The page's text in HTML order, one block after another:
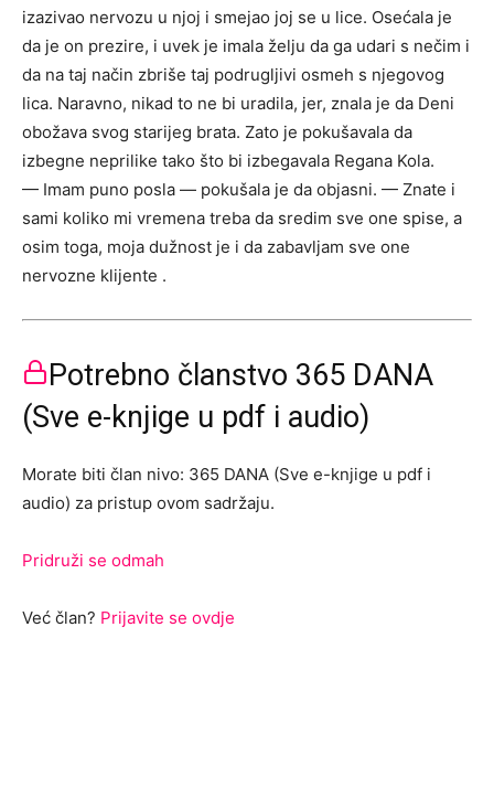
izazivao nervozu u njoj i smejao joj se u lice. Osećala je
da je on prezire, i uvek je imala želju da ga udari s nečim i
da na taj način zbriše taj podrugljivi osmeh s njegovog
lica. Naravno, nikad to ne bi uradila, jer, znala je da Deni
obožava svog starijeg brata. Zato je pokušavala da
izbegne neprilike tako što bi izbegavala Regana Kola.
— Imam puno posla — pokušala je da objasni. — Znate i
sami koliko mi vremena treba da sredim sve one spise, a
osim toga, moja dužnost je i da zabavljam sve one
nervozne klijente .
Potrebno članstvo 365 DANA
(Sve e-knjige u pdf i audio)
Morate biti član nivo: 365 DANA (Sve e-knjige u pdf i
audio) za pristup ovom sadržaju.
Pridruži se odmah
Već član? Prijavite se ovdje